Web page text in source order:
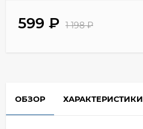
599 ₽ 1 198₽
ОБЗОР ХАРАКТЕРИСТИКИ